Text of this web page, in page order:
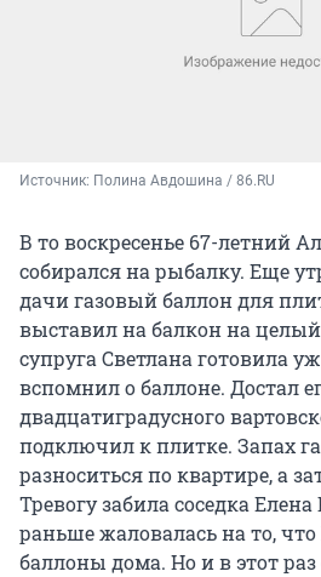
Источник: Полина Авдошина / 86.RU
В то воскресенье 67-летний
собирался на рыбалку. Еще
дачи газовый баллон для
выставил на балкон на целый
супруга Светлана готовила
вспомнил о баллоне. Достал
двадцатиградусного
подключил к плитке. Запах
разноситься по квартире, а
Тревогу забила соседка
раньше жаловалась на то,
баллоны дома. Но и в этот раз